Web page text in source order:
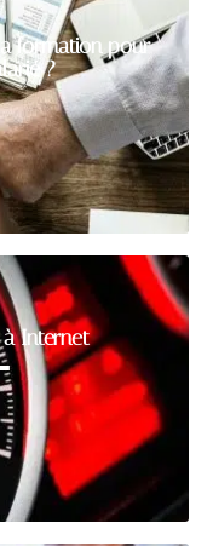
formation pour
?
Internet